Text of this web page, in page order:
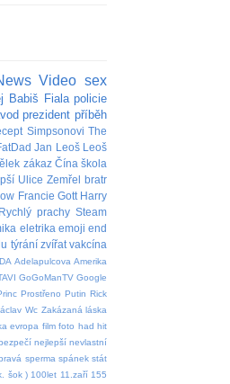
Video sex
Babiš Fiala policie
prezident příběh
Simpsonovi The
Jan Leoš Leoš
zákaz Čína škola
Ulice Zemřel bratr
Francie Gott Harry
Rychlý prachy Steam
eletrika emoji end
týrání zvířat vakcína
Adelapulcova Amerika
GoGoManTV Google
Prostřeno Putin Rick
Wc Zakázaná láska
evropa film foto had hit
nejlepší nevlastní
sperma spánek stát
šok ) 100let 11.zaří 155